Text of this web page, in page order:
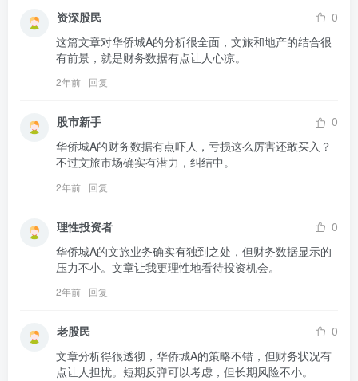
资深股民
0
这篇文章对华侨城A的分析很全面，文旅和地产的结合很
有前景，就是财务数据有点让人心凉。
2年前 回复
股市新手
0
华侨城A的财务数据有点吓人，亏损这么厉害还敢买入？
不过文旅市场确实有潜力，纠结中。
2年前 回复
理性投资者
0
华侨城A的文旅业务确实有独到之处，但财务数据显示的
压力不小。文章让我更理性地看待投资机会。
2年前 回复
老股民
0
文章分析得很透彻，华侨城A的策略不错，但财务状况有
点让人担忧。短期反弹可以考虑，但长期风险不小。